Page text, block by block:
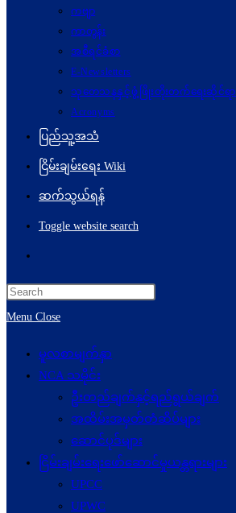
ကဗျာ
ကာတွန်း
အစီရင်ခံစာ
E-Newsletters
သုတေသနနှင့်ဖွံ့ဖြိုးတိုးတက်ရေးဆိုင်ရာ
Acronyms
ပြည်သူ့အသံ
ငြိမ်းချမ်းရေး Wiki
ဆက်သွယ်ရန်
Toggle website search
Menu Close
မူလစာမျက်နှာ
NCA သမိုင်း
ဦးတည်ချက်နှင့်ရည်ရွယ်ချက်
အထိမ်းအမှတ်တံဆိပ်များ
ဆောင်ပုဒ်များ
ငြိမ်းချမ်းရေးဖော်‌ဆောင်မှုယန္တရားများ
UPCC
UPWC